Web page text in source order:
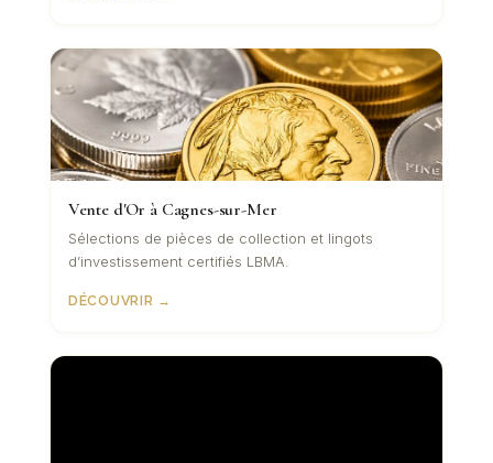
Vente d'Or à Cagnes-sur-Mer
Sélections de pièces de collection et lingots
d’investissement certifiés LBMA.
DÉCOUVRIR →